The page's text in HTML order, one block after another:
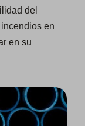
del
en
en su